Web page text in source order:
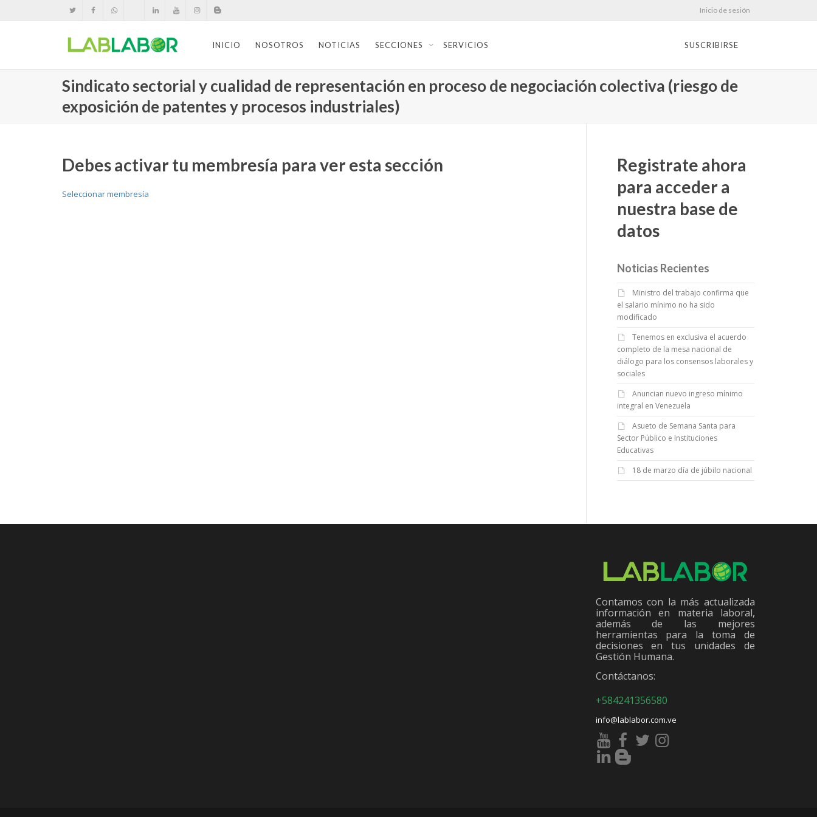
Inicio de sesión
INICIO NOSOTROS NOTICIAS SECCIONES SERVICIOS SUSCRIBIRSE
Sindicato sectorial y cualidad de representación en proceso de negociación colectiva (riesgo de
exposición de patentes y procesos industriales)
Debes activar tu membresía para ver esta sección
Seleccionar membresía
Registrate ahora
para acceder a
nuestra base de
datos
Noticias Recientes
Ministro del trabajo confirma que
el salario mínimo no ha sido
modificado
Tenemos en exclusiva el acuerdo
completo de la mesa nacional de
diálogo para los consensos laborales y
sociales
Anuncian nuevo ingreso mínimo
integral en Venezuela
Asueto de Semana Santa para
Sector Público e Instituciones
Educativas
18 de marzo día de júbilo nacional
Contamos con la más actualizada
información en materia laboral,
además de las mejores
herramientas para la toma de
decisiones en tus unidades de
Gestión Humana.
Contáctanos:
+584241356580
info@lablabor.com.ve